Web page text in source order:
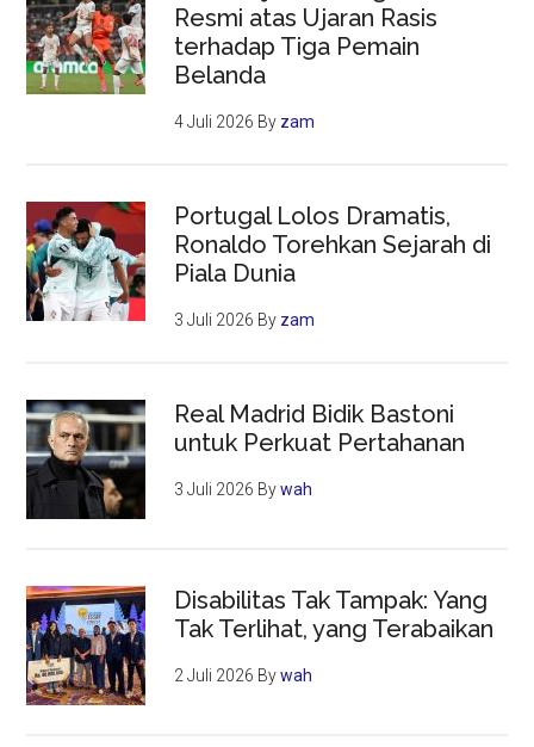
Resmi atas Ujaran Rasis
terhadap Tiga Pemain
Belanda
4 Juli 2026 By zam
Portugal Lolos Dramatis,
Ronaldo Torehkan Sejarah di
Piala Dunia
3 Juli 2026 By zam
Real Madrid Bidik Bastoni
untuk Perkuat Pertahanan
3 Juli 2026 Bywah
Disabilitas Tak Tampak: Yang
Tak Terlihat, yang Terabaikan
2 Juli 2026 Bywah